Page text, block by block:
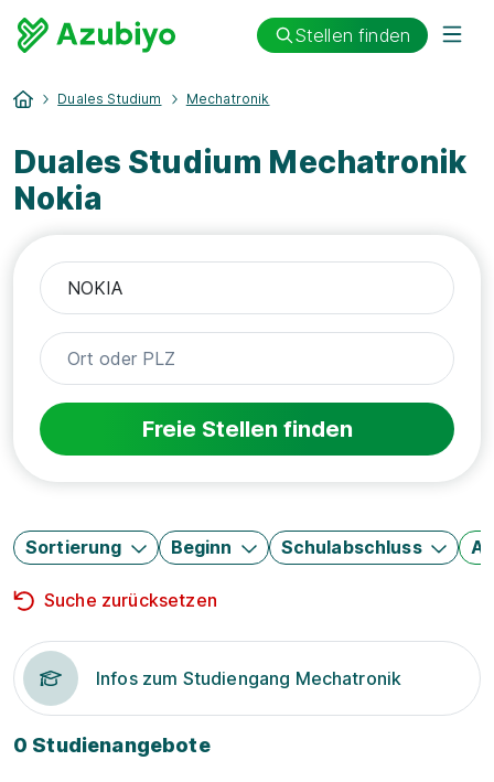
Stellen finden
Duales Studium Mechatronik
Duales Studium Mechatronik
Nokia
Freie Stellen finden
Sortierung Beginn Schulabschluss
Suche zurücksetzen
Infos zum Studiengang Mechatronik
0 Studienangebote